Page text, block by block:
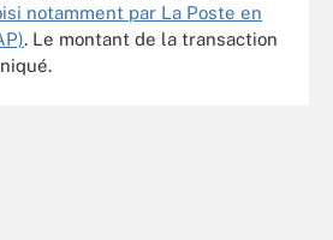
notamment par La Poste en
. Le montant de la transaction